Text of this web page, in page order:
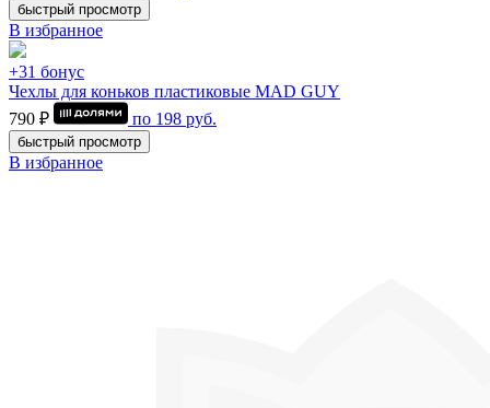
быстрый просмотр
В избранное
+31 бонус
Чехлы для коньков пластиковые MAD GUY
790 ₽
по 198 руб.
быстрый просмотр
В избранное